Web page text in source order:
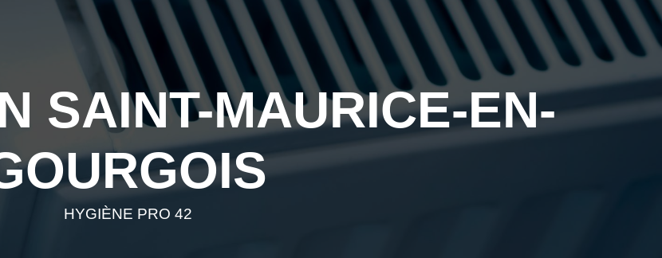
SAINT-MAURICE-EN-
HYGIÈNE PRO 42